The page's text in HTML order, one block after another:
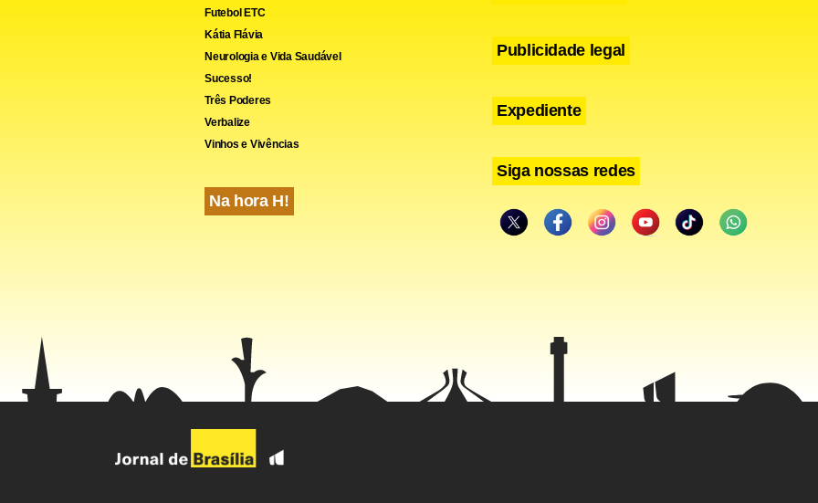
Futebol ETC
Kátia Flávia
Neurologia e Vida Saudável
Sucesso!
Três Poderes
Verbalize
Vinhos e Vivências
Na hora H!
Publicidade legal
Expediente
Siga nossas redes